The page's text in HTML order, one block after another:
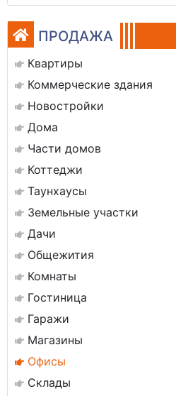
ПРОДАЖА
Квартиры
Коммерческие здания
Новостройки
Дома
Части домов
Коттеджи
Таунхаусы
Земельные участки
Дачи
Общежития
Комнаты
Гостиница
Гаражи
Магазины
Офисы
Склады